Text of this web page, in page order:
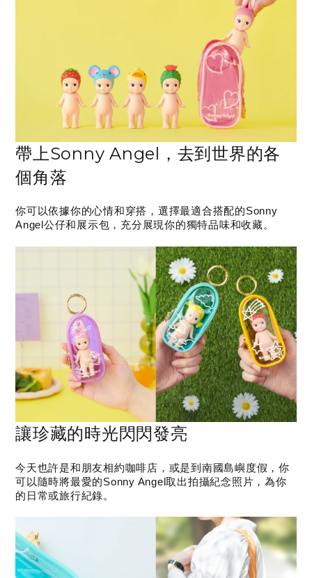
帶上Sonny Angel，去到世界的各
個角落
你可以依據你的心情和穿搭，選擇最適合搭配的Sonny
Angel公仔和展示包，充分展現你的獨特品味和收藏。
讓珍藏的時光閃閃發亮
今天也許是和朋友相約咖啡店，或是到南國島嶼度假，你
可以隨時將最愛的Sonny Angel取出拍攝紀念照片，為你
的日常或旅行紀錄。